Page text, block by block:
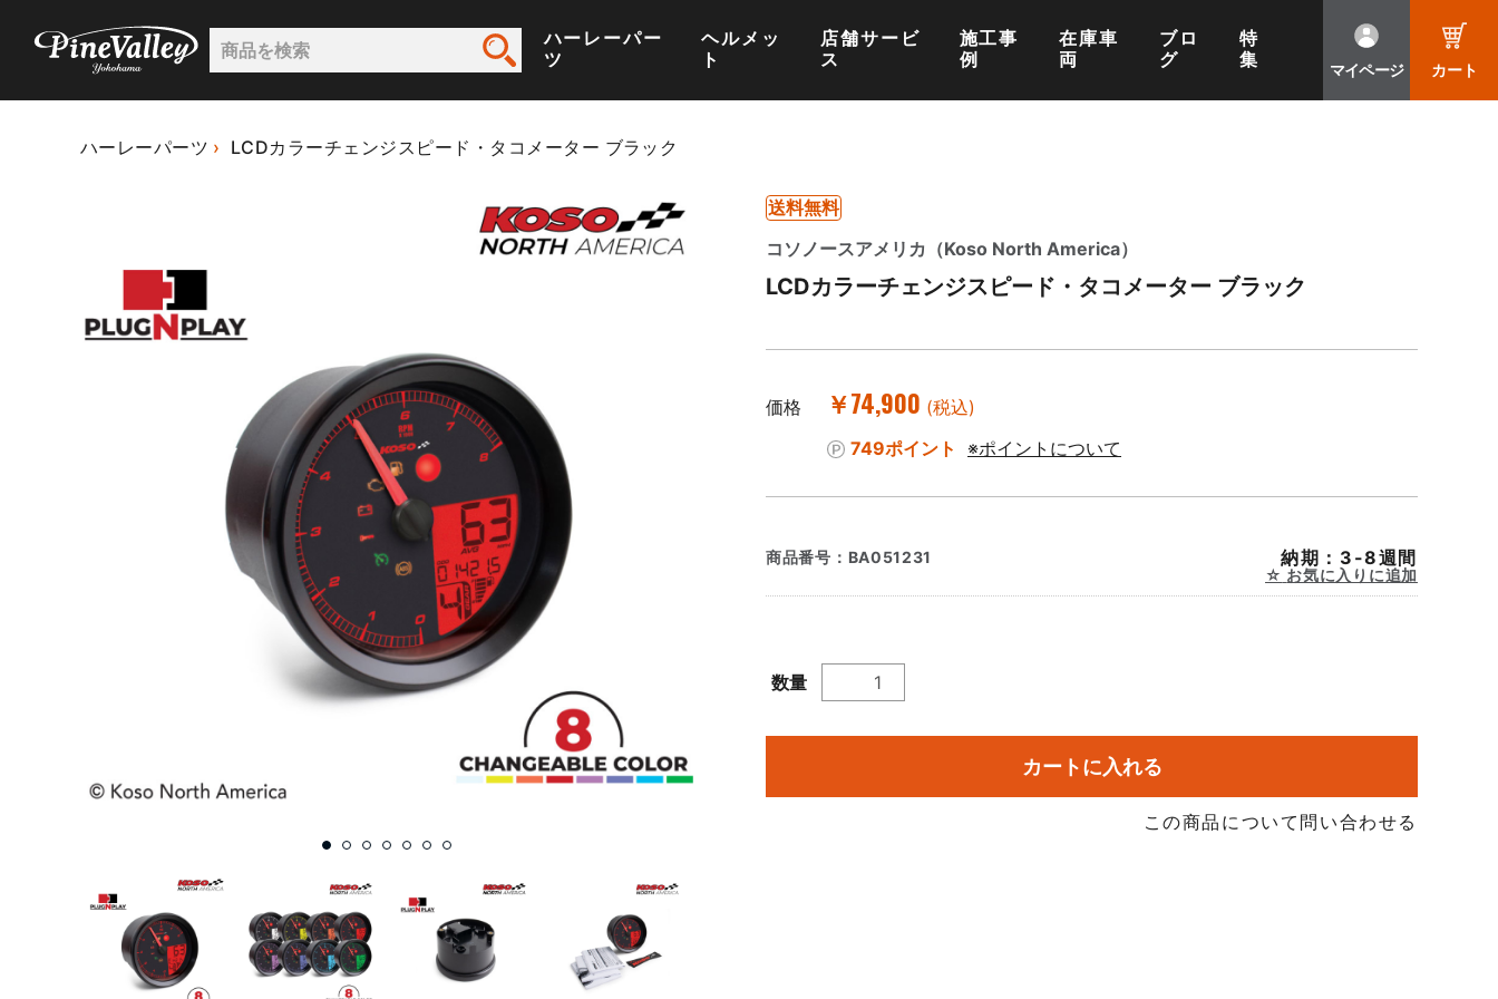
ハーレーパー
ツ
ヘルメッ
ト
店舗サービ
ス
施工事
例
在庫車
両
ブロ
グ
特
集
マイページ カート
ハーレーパーツ LCDカラーチェンジスピード・タコメーター ブラック
送料無料
コソノースアメリカ（Koso North America）
LCDカラーチェンジスピード・タコメーター ブラック
価格 ￥74,900 (税込)
749ポイント
※ポイントについて
商品番号： BA051231 納期：3-8週間
お気に入りに追加
数量
カートに入れる
この商品について問い合わせる